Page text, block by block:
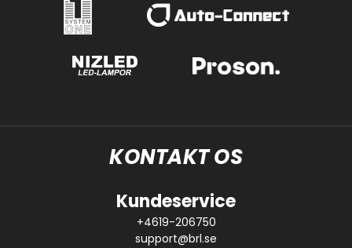
KONTAKT OS
Kundeservice
+4619-206750
support@brl.se